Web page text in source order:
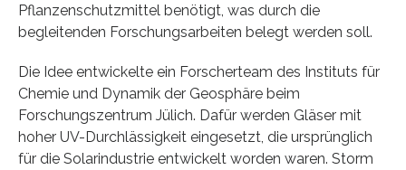
Pflanzenschutzmittel benötigt, was durch die
begleitenden Forschungsarbeiten belegt werden soll.
Die Idee entwickelte ein Forscherteam des Instituts für
Chemie und Dynamik der Geosphäre beim
Forschungszentrum Jülich. Dafür werden Gläser mit
hoher UV-Durchlässigkeit eingesetzt, die ursprünglich
für die Solarindustrie entwickelt worden waren. Storm